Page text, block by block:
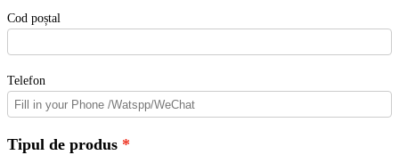
Cod poștal
Telefon
Tipul de produs